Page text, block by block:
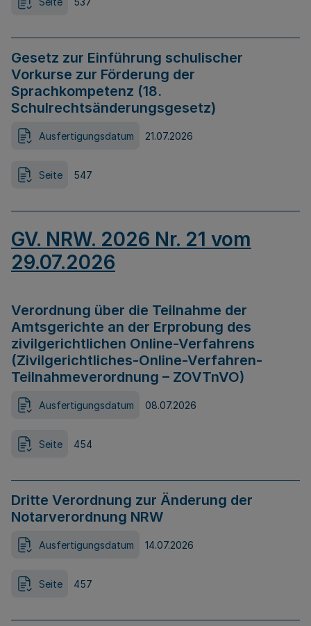
Gesetz zur Einführung schulischer
Vorkurse zur Förderung der
Sprachkompetenz (18.
Schulrechtsänderungsgesetz)
Ausfertigungsdatum 21.07.2026
Seite 547
GV. NRW. 2026 Nr. 21 vom
29.07.2026
Verordnung über die Teilnahme der
Amtsgerichte an der Erprobung des
zivilgerichtlichen Online-Verfahrens
(Zivilgerichtliches-Online-Verfahren-
Teilnahmeverordnung – ZOVTnVO)
Ausfertigungsdatum 08.07.2026
Seite 454
Dritte Verordnung zur Änderung der
Notarverordnung NRW
Ausfertigungsdatum 14.07.2026
Seite 457